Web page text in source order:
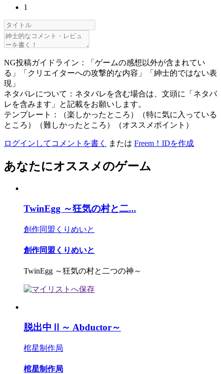
1
NG投稿ガイドライン：「ゲームの感想以外が含まれてい
る」「クリエイターへの攻撃的な内容」「紳士的ではない表
現」
ネタバレについて：ネタバレを含む場合は、文頭に「ネタバ
レを含みます」と記載をお願いします。
テンプレート：（楽しかったところ）（特に気に入っている
ところ）（難しかったところ）（オススメポイント）
ログインしてコメントを書く または Freem！IDを作成
あなたにオススメのゲーム
TwinEgg ～狂気の村と二...
創作同盟くりめいと
創作同盟くりめいと
TwinEgg ～狂気の村と二つの神～
脱出中Ⅱ～ Abductor～
棺星制作局
棺星制作局